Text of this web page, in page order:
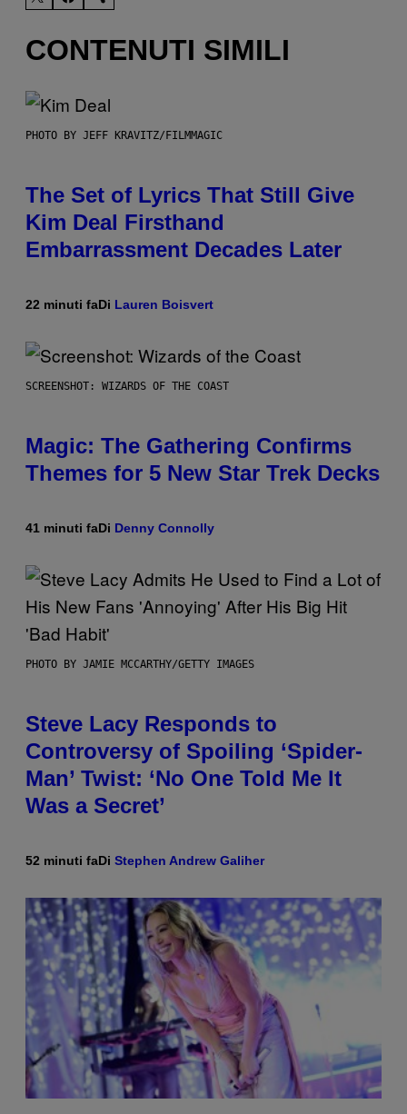
CONTENUTI SIMILI
PHOTO BY JEFF KRAVITZ/FILMMAGIC
The Set of Lyrics That Still Give
Kim Deal Firsthand
Embarrassment Decades Later
22 minuti faDi Lauren Boisvert
SCREENSHOT: WIZARDS OF THE COAST
Magic: The Gathering Confirms
Themes for 5 New Star Trek Decks
41 minuti faDi Denny Connolly
PHOTO BY JAMIE MCCARTHY/GETTY IMAGES
Steve Lacy Responds to
Controversy of Spoiling ‘Spider-
Man’ Twist: ‘No One Told Me It
Was a Secret’
52 minuti faDi Stephen Andrew Galiher